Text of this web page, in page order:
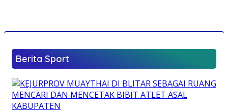
Berita Sport